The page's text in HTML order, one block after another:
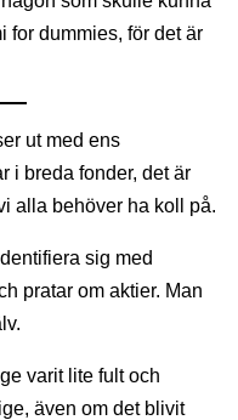
for dummies, för det är
ut med ens
i breda fonder, det är
alla behöver ha koll på.
sig med
pratar om aktier. Man
varit lite fult och
även om det blivit